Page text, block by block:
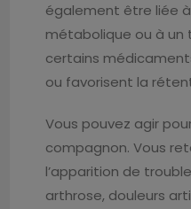
également être liée
métabolique ou à
certains
ou favorisent la
Vous pouvez agir
compagnon. Vous
l’apparition de
arthrose, douleurs